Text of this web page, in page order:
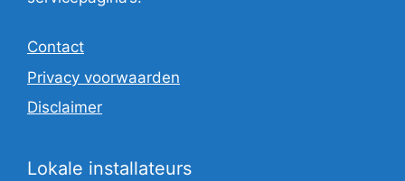
Contact
Privacy voorwaarden
Disclaimer
Lokale installateurs